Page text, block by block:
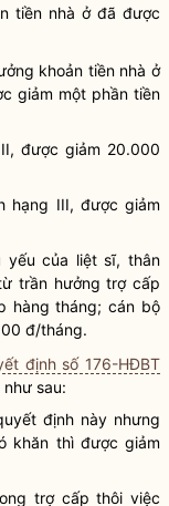
tiền nhà ở đã được
khoản tiền nhà ở
giảm một phần tiền
được giảm 20.000
hạng III, được giảm
yếu của liệt sĩ, thân
trần hưởng trợ cấp
hàng tháng; cán bộ
đ/tháng.
định số 176-HĐBT
sau:
định này nhưng
khăn thì được giảm
trợ cấp thôi việc